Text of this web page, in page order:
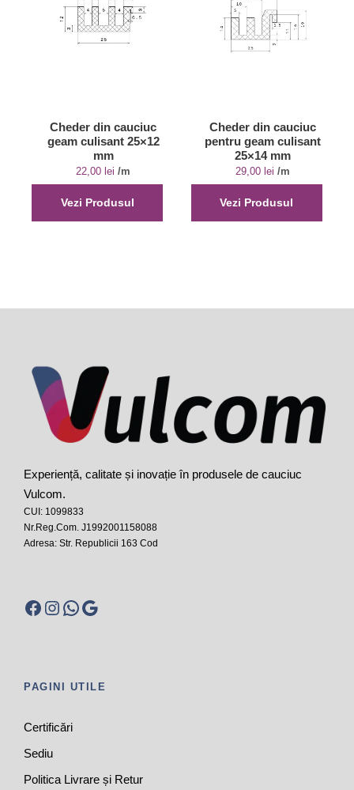
Cheder din cauciuc
geam culisant 25×12
mm
22,00lei /m
Vezi Produsul
Cheder din cauciuc
pentru geam culisant
25×14 mm
29,00 lei /m
Vezi Produsul
Experiență, calitate și inovație în produsele de cauciuc
Vulcom.
CUI: 1099833
Nr.Reg.Com. J1992001158088
Adresa: Str. Republicii 163 Cod
Facebook Instagram WhatsApp Google
PAGINI UTILE
Certificări
Sediu
Politica Livrare și Retur